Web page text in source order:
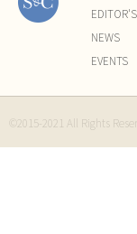
NEWS
EVENTS
©2015-2021 All Rights